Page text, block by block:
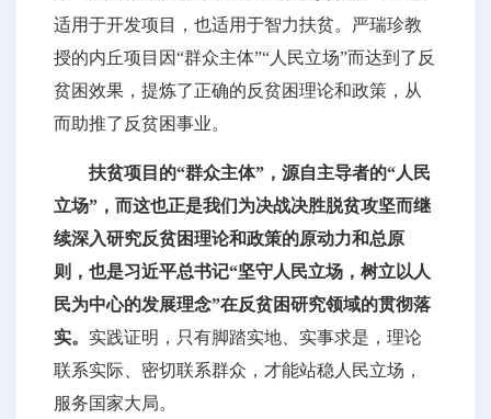
适用于开发项目，也适用于智力扶贫。严瑞珍教
授的内丘项目因“群众主体”“人民立场”而达到了反
贫困效果，提炼了正确的反贫困理论和政策，从
而助推了反贫困事业。
扶贫项目的“群众主体”，源自主导者的“人民
立场”，而这也正是我们为决战决胜脱贫攻坚而继
续深入研究反贫困理论和政策的原动力和总原
则，也是习近平总书记“坚守人民立场，树立以人
民为中心的发展理念”在反贫困研究领域的贯彻落
实。 实践证明，只有脚踏实地、实事求是，理论
联系实际、密切联系群众，才能站稳人民立场，
服务国家大局。